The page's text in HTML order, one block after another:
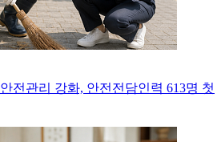
전관리 강화, 안전전담인력 613명 첫